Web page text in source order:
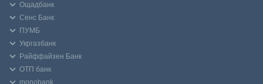
Ощадбанк
Сенс Банк
ПУМБ
Укргазбанк
Райффайзен Банк
ОТП банк